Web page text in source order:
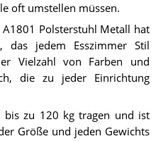
oft umstellen müssen.
A1801 Polsterstuhl Metall hat
das jedem Esszimmer Stil
Vielzahl von Farben und
die zu jeder Einrichtung
bis zu 120 kg tragen und ist
Größe und jeden Gewichts